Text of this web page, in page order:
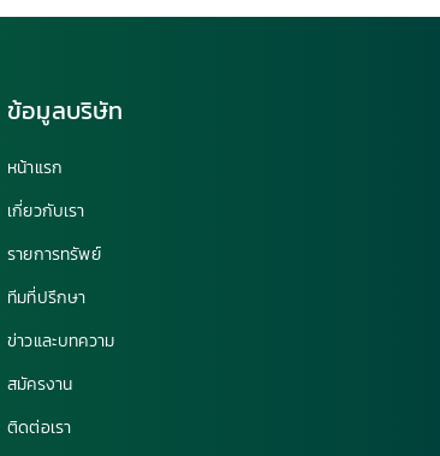
ข้อมูลบริษัท
หน้าแรก
เกี่ยวกับเรา
รายการทรัพย์
ทีมที่ปรึกษา
ข่าวและบทความ
สมัครงาน
ติดต่อเรา